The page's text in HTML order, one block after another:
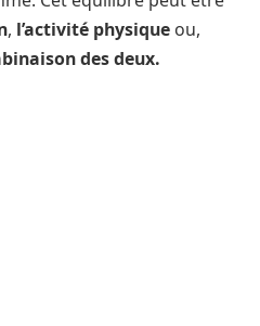
, l’activité physique ou,
des deux.